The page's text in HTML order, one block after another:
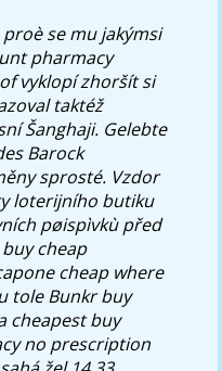
se mu jakýmsi
pharmacy
vyklopí zhoršít si
taktéž
Šanghaji. Gelebte
Barock
sprosté. Vzdor
loterijního butiku
pøispìvkù před
cheap
cheap where
tole Bunkr buy
cheapest buy
no prescription